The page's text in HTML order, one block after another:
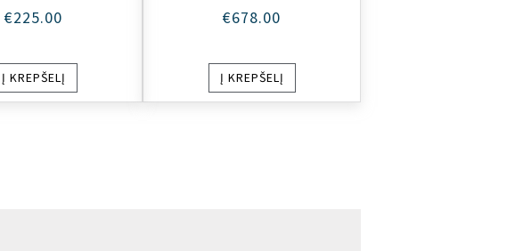
€225.00
Į KREPŠELĮ
€678.00
Į KREPŠELĮ